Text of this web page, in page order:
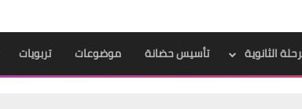
الثانوية تأسيس حضانة موضوعات تربويات